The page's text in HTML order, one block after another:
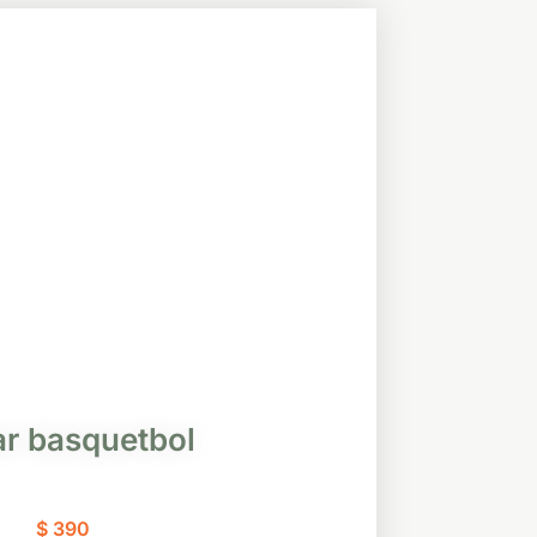
basquetbol
$390